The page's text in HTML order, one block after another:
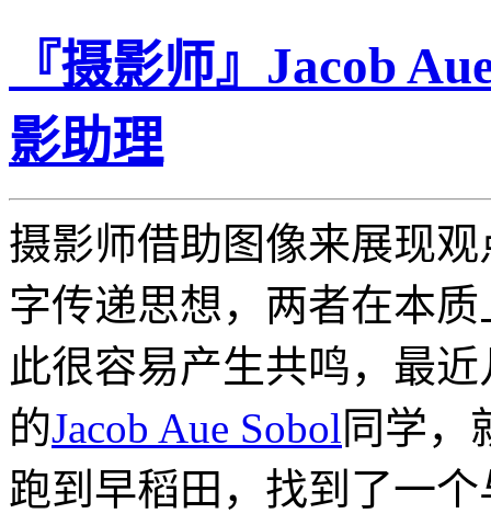
『摄影师』Jacob
影助理
摄影师借助图像来展现
字传递思想，两者在本
此很容易产生共鸣，最
的Jacob Aue Sobol同学，
跑到早稻田，找到了一